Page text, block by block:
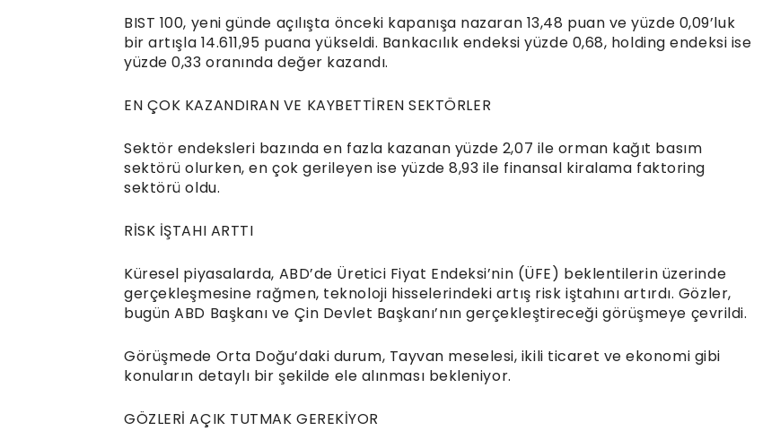
BIST 100, yeni günde açılışta önceki kapanışa nazaran 13,48 puan ve yüzde 0,09’luk
bir artışla 14.611,95 puana yükseldi. Bankacılık endeksi yüzde 0,68, holding endeksi ise
yüzde 0,33 oranında değer kazandı.
EN ÇOK KAZANDIRAN VE KAYBETTİREN SEKTÖRLER
Sektör endeksleri bazında en fazla kazanan yüzde 2,07 ile orman kağıt basım
sektörü olurken, en çok gerileyen ise yüzde 8,93 ile finansal kiralama faktoring
sektörü oldu.
RİSK İŞTAHI ARTTI
Küresel piyasalarda, ABD’de Üretici Fiyat Endeksi’nin (ÜFE) beklentilerin üzerinde
gerçekleşmesine rağmen, teknoloji hisselerindeki artış risk iştahını artırdı. Gözler,
bugün ABD Başkanı ve Çin Devlet Başkanı’nın gerçekleştireceği görüşmeye çevrildi.
Görüşmede Orta Doğu’daki durum, Tayvan meselesi, ikili ticaret ve ekonomi gibi
konuların detaylı bir şekilde ele alınması bekleniyor.
GÖZLERİ AÇIK TUTMAK GEREKİYOR